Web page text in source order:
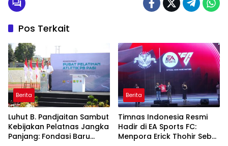
Pos Terkait
Berita
Luhut B. Pandjaitan Sambut
Kebijakan Pelatnas Jangka
Panjang: Fondasi Baru
Berita
Timnas Indonesia Resmi
Hadir di EA Sports FC:
Menpora Erick Thohir Sebut